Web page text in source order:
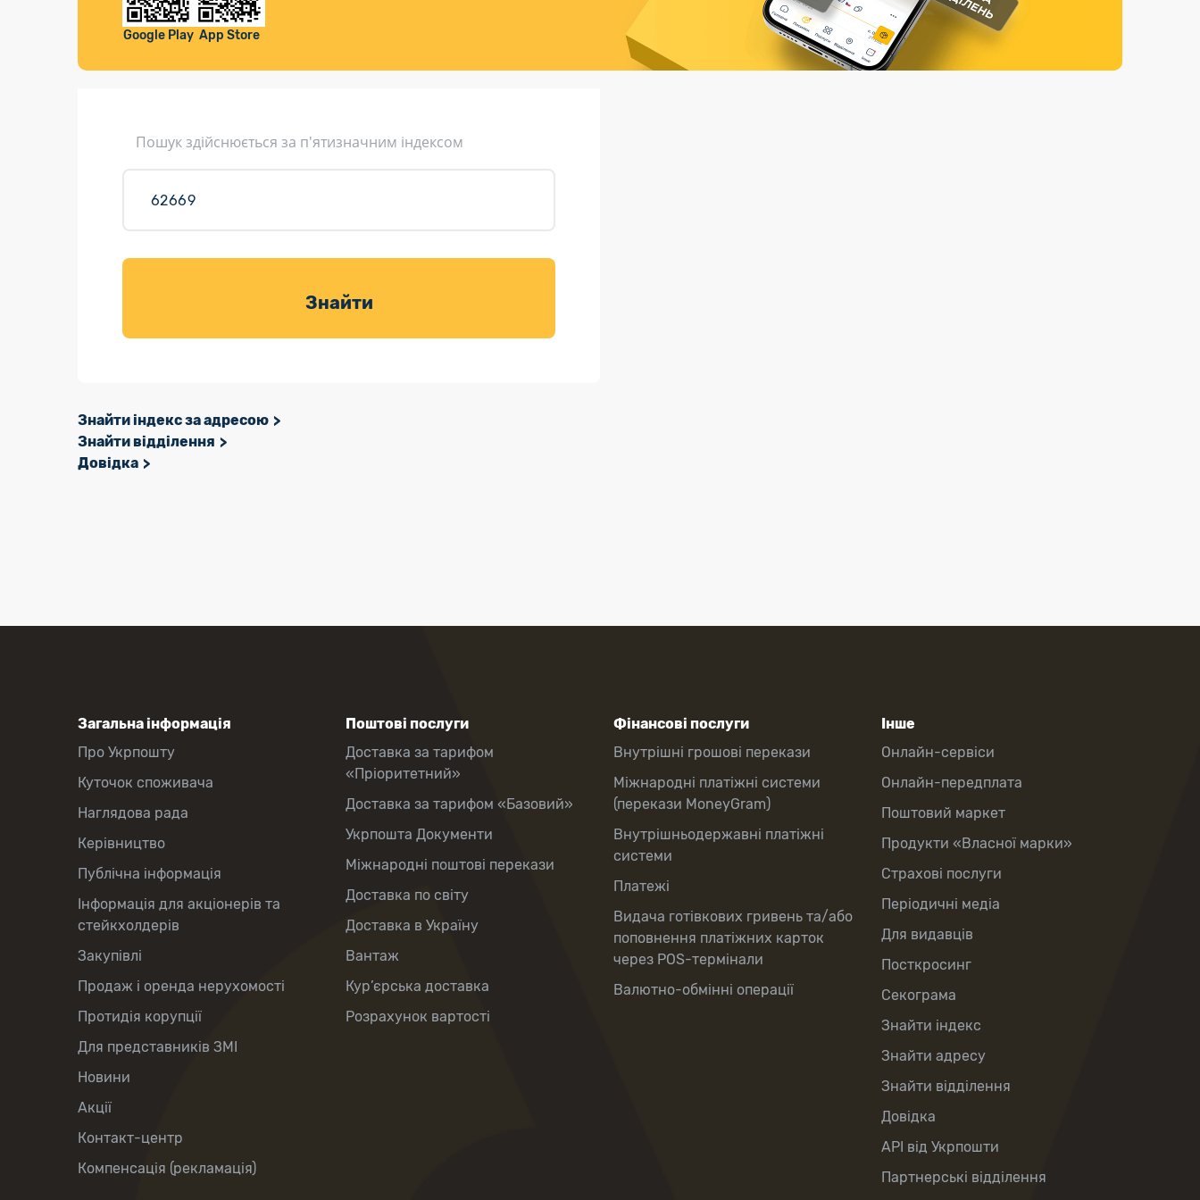
Листи та листівки
Доставка товарів для саду
Валютно-обмінні операції
Страхові послуги
Каталог «Укрпошта Маркет»
Google Play App Store
Пошук здійснюється за п'ятизначним індексом
Знайти
Знайти індекс за адресою
Знайти відділення
Довідка
Загальна інформація
Про Укрпошту
Куточок споживача
Наглядова рада
Керівництво
Публічна інформація
Інформація для акціонерів та
стейкхолдерів
Закупівлі
Продаж і оренда нерухомості
Протидія корупції
Для представників ЗМІ
Новини
Акції
Контакт-центр
Компенсація (рекламація)
Поштові послуги
Доставка за тарифом
«Пріоритетний»
Доставка за тарифом «Базовий»
Укрпошта Документи
Міжнародні поштові перекази
Доставка по світу
Доставка в Україну
Вантаж
Кур’єрська доставка
Розрахунок вартості
Фінансові послуги
Внутрішні грошові перекази
Міжнародні платіжні системи
(перекази MoneyGram)
Внутрішньодержавні платіжні
системи
Платежі
Видача готівкових гривень та/або
поповнення платіжних карток
через POS-термінали
Валютно-обмінні операції
Інше
Онлайн-сервіси
Онлайн-передплата
Поштовий маркет
Продукти «Власної марки»
Страхові послуги
Періодичні медіа
Для видавців
Посткросинг
Секограма
Знайти індекс
Знайти адресу
Знайти відділення
Довідка
API від Укрпошти
Партнерські відділення